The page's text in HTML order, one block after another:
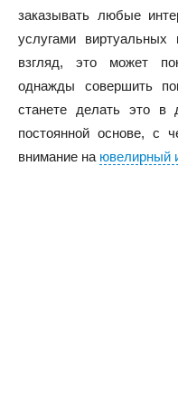
заказывать любые
услугами
взгляд, это может
однажды совершить
станете делать это в
постоянной основе, с
внимание на ювелирный